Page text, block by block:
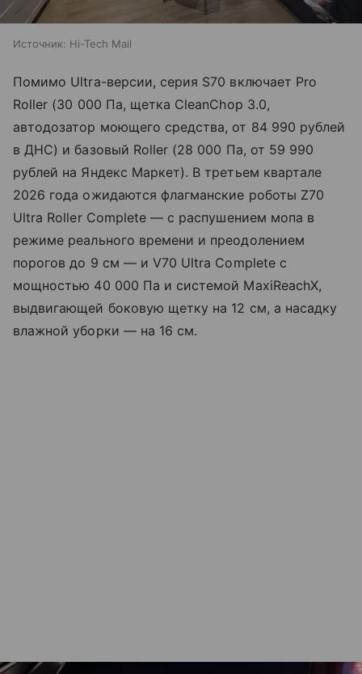
Источник: Hi-Tech Mail
Помимо Ultra-версии, серия S70 включает Pro
Roller (30 000 Па, щетка CleanChop 3.0,
автодозатор моющего средства, от 84 990 рублей
в ДНС) и базовый Roller (28 000 Па, от 59 990
рублей на Яндекс Маркет). В третьем квартале
2026 года ожидаются флагманские роботы Z70
Ultra Roller Complete — с распушением мопа в
режиме реального времени и преодолением
порогов до 9 см — и V70 Ultra Complete с
мощностью 40 000 Па и системой MaxiReachX,
выдвигающей боковую щетку на 12 см, а насадку
влажной уборки — на 16 см.